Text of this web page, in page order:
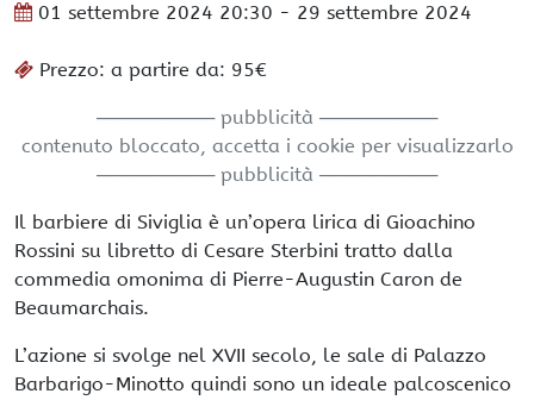
01 settembre 2024 20:30 - 29 settembre 2024
Prezzo: a partire da: 95€
───────── pubblicità ─────────
contenuto bloccato, accetta i cookie per visualizzarlo
───────── pubblicità ─────────
Il barbiere di Siviglia è un’opera lirica di Gioachino
Rossini su libretto di Cesare Sterbini tratto dalla
commedia omonima di Pierre-Augustin Caron de
Beaumarchais.
L’azione si svolge nel XVII secolo, le sale di Palazzo
Barbarigo-Minotto quindi sono un ideale palcoscenico